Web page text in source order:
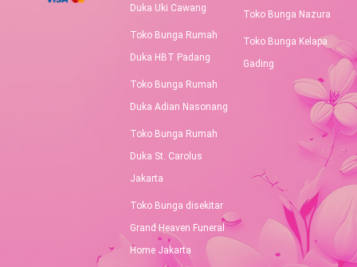
Duka Uki Cawang
Toko Bunga Rumah
Duka HBT Padang
Toko Bunga Rumah
Duka Adian Nasonang
Toko Bunga Rumah
Duka St. Carolus
Jakarta
Toko Bunga disekitar
Grand Heaven Funeral
Home Jakarta
Toko Bunga Nazura
Toko Bunga Kelapa
Gading